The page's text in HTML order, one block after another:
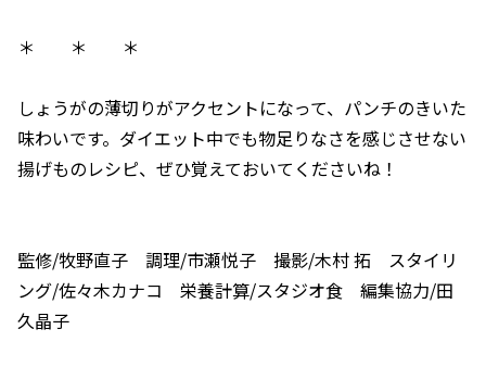
＊ ＊ ＊
しょうがの薄切りがアクセントになって、パンチのきいた
味わいです。ダイエット中でも物足りなさを感じさせない
揚げものレシピ、ぜひ覚えておいてくださいね！
監修/牧野直子 調理/市瀬悦子 撮影/木村 拓 スタイリ
ング/佐々木カナコ 栄養計算/スタジオ食 編集協力/田
久晶子